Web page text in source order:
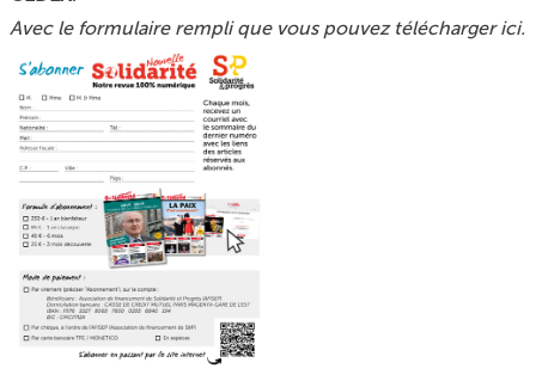
Avec le formulaire rempli que vous pouvez télécharger ici.